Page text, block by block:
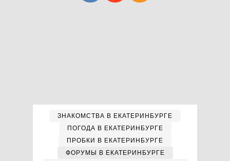
ЗНАКОМСТВА В ЕКАТЕРИНБУРГЕ
ПОГОДА В ЕКАТЕРИНБУРГЕ
ПРОБКИ В ЕКАТЕРИНБУРГЕ
ФОРУМЫ В ЕКАТЕРИНБУРГЕ